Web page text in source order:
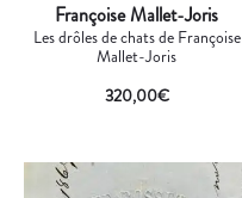
Françoise Mallet-Joris
Les drôles de chats de Françoise
Mallet-Joris
320,00€